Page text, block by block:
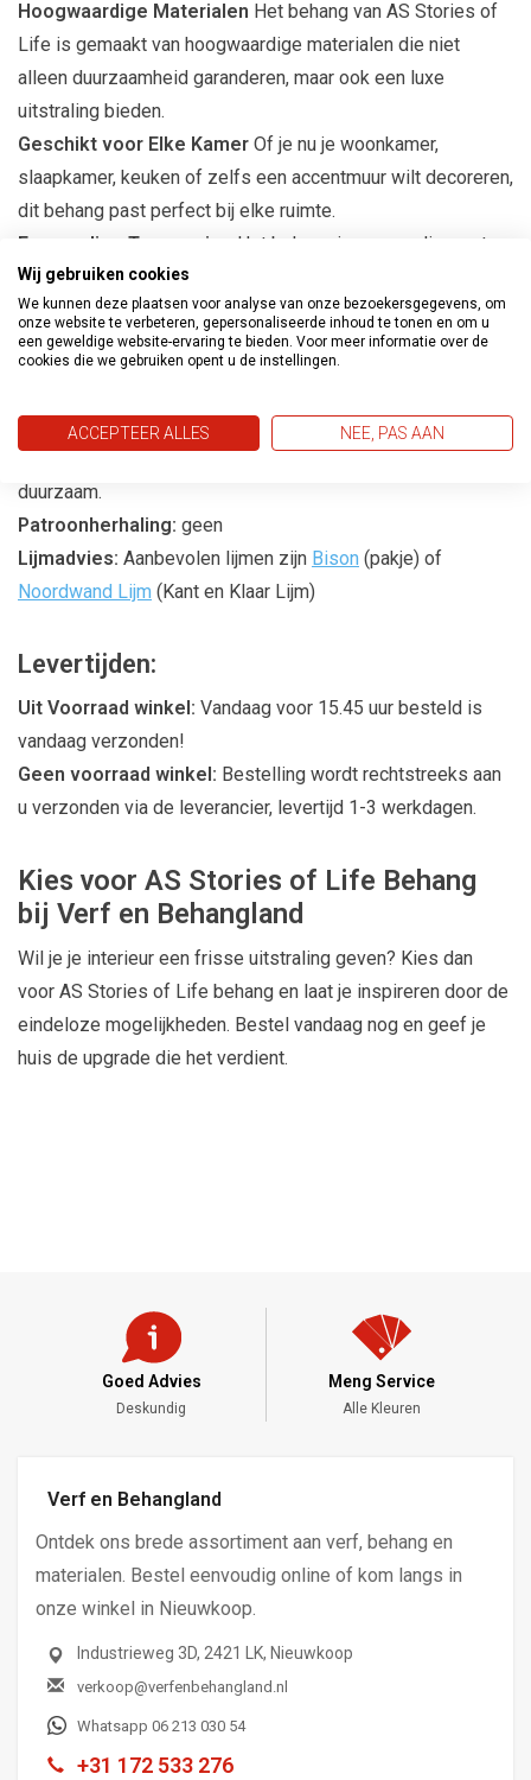
Hoogwaardige Materialen Het behang van AS Stories of
Life is gemaakt van hoogwaardige materialen die niet
alleen duurzaamheid garanderen, maar ook een luxe
uitstraling bieden.
Geschikt voor Elke Kamer Of je nu je woonkamer,
slaapkamer, keuken of zelfs een accentmuur wilt decoreren,
dit behang past perfect bij elke ruimte.
Eenvoudige Toepassing
Het behang is eenvoudig aan te
brengen, waardoor het een ideale keuze is voor zowel
ervaren als beginnende interieurontwerpers.
Afmetingen:10m lang en 53cm breed
duurzaam.
Patroonherhaling: geen
Lijmadvies: Aanbevolen lijmen zijn Bison (pakje) of
Noordwand Lijm (Kant en Klaar Lijm)
Levertijden:
Uit Voorraad winkel: Vandaag voor 15.45 uur besteld is
vandaag verzonden!
Geen voorraad winkel: Bestelling wordt rechtstreeks aan
u verzonden via de leverancier, levertijd 1-3 werkdagen.
Kies voor AS Stories of Life Behang
bij Verf en Behangland
Wil je je interieur een frisse uitstraling geven? Kies dan
voor AS Stories of Life behang en laat je inspireren door de
eindeloze mogelijkheden. Bestel vandaag nog en geef je
huis de upgrade die het verdient.
Goed Advies
Deskundig
Meng Service
Alle Kleuren
Verf en Behangland
Ontdek ons brede assortiment aan verf, behang en
materialen. Bestel eenvoudig online of kom langs in
onze winkel in Nieuwkoop.
Industrieweg 3D, 2421 LK, Nieuwkoop
verkoop@verfenbehangland.nl
Whatsapp 06 213 030 54
+31 172 533 276
Wij gebruiken cookies
We kunnen deze plaatsen voor analyse van onze bezoekersgegevens, om
onze website te verbeteren, gepersonaliseerde inhoud te tonen en om u
een geweldige website-ervaring te bieden. Voor meer informatie over de
cookies die we gebruiken opent u de instellingen.
ACCEPTEER ALLES NEE, PAS AAN